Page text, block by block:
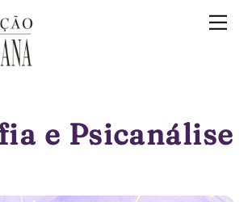
e Psicanálise